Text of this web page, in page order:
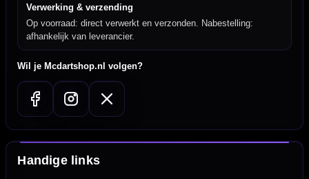
Verwerking & verzending
Op voorraad: direct verwerkt en verzonden. Nabestelling:
afhankelijk van leverancier.
Wil je Mcdartshop.nl volgen?
Handige links